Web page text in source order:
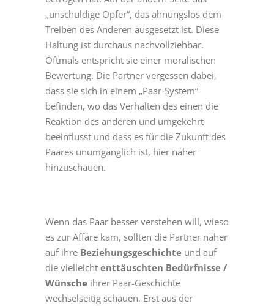
„unschuldige Opfer“, das ahnungslos dem
Treiben des Anderen ausgesetzt ist. Diese
Haltung ist durchaus nachvollziehbar.
Oftmals entspricht sie einer moralischen
Bewertung. Die Partner vergessen dabei,
dass sie sich in einem „Paar-System“
befinden, wo das Verhalten des einen die
Reaktion des anderen und umgekehrt
beeinflusst und dass es für die Zukunft des
Paares unumgänglich ist, hier näher
hinzuschauen.
Wenn das Paar besser verstehen will, wieso
es zur Affäre kam, sollten die Partner näher
auf ihre Beziehungsgeschichte und auf
die vielleicht enttäuschten Bedürfnisse /
Wünsche ihrer Paar-Geschichte
wechselseitig schauen. Erst aus der